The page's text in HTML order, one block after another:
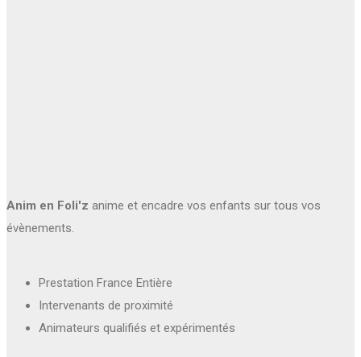
Anim en Foli'z anime et encadre vos enfants sur tous vos
évènements.
Prestation France Entière
Intervenants de proximité
Animateurs qualifiés et expérimentés